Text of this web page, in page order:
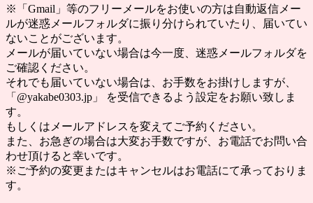
※「Gmail」等のフリーメールをお使いの方は自動返信メー
ルが迷惑メールフォルダに振り分けられていたり、届いてい
ないことがございます。
メールが届いていない場合は今一度、迷惑メールフォルダを
ご確認ください。
それでも届いていない場合は、お手数をお掛けしますが、
「@yakabe0303.jp」 を受信できるよう設定をお願い致しま
す。
もしくはメールアドレスを変えてご予約ください。
また、お急ぎの場合は大変お手数ですが、お電話でお問い合
わせ頂けると幸いです。
※ご予約の変更またはキャンセルはお電話にて承っておりま
す。